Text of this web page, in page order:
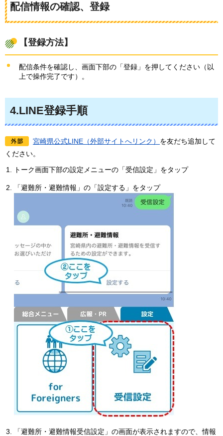
配信情報の確認、登録
【登録方法】
配信条件を確認し、画面下部の「登録」を押してください（以
上で操作完了です）。
4.LINE登録手順
宮崎県公式LINE（外部サイトへリンク） を友だち追加して
ください。
トーク画面下部の設定メニューの「受信設定」をタップ
「避難所・避難情報」の「設定する」をタップ
「避難所・避難情報受信設定」の画面が表示されますので、情報